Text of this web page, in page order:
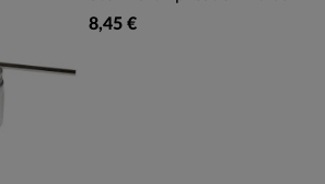
8,45 €